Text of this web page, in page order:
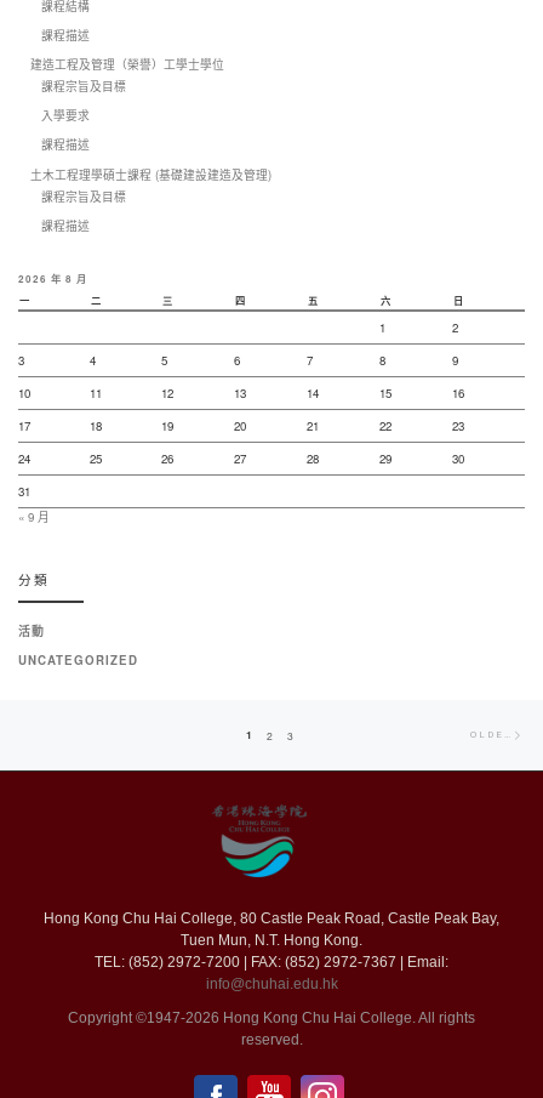
課程結構
課程描述
建造工程及管理（榮譽）工學士學位
課程宗旨及目標
入學要求
課程描述
土木工程理學碩士課程 (基礎建設建造及管理)
課程宗旨及目標
課程描述
2026 年 8 月
一 二 三 四 五 六 日
1
2
3
4 5 6 7 8
9
10
11 12 13 14 15
16
17
18 19 20 21 22
23
24
25 26 27 28 29
30
31
« 9 月
分類
活動
UNCATEGORIZED
1 2 3 OLDER POSTS
Hong Kong Chu Hai College, 80 Castle Peak Road, Castle Peak Bay,
Tuen Mun, N.T. Hong Kong.
TEL: (852) 2972-7200 | FAX: (852) 2972-7367 | Email:
info@chuhai.edu.hk
Copyright ©1947-2026 Hong Kong Chu Hai College. All rights
reserved.